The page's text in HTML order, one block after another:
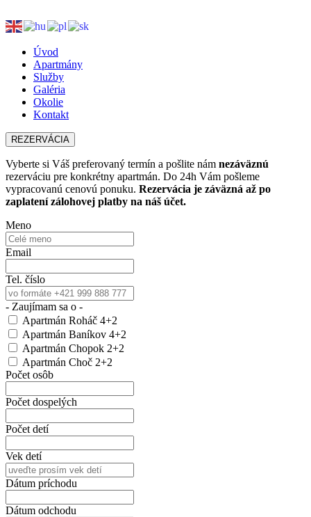
Úvod
Apartmány
Služby
Galéria
Okolie
Kontakt
REZERVÁCIA
Vyberte si Váš preferovaný termín a pošlite nám nezáväznú
rezerváciu pre konkrétny apartmán. Do 24h Vám pošleme
vypracovanú cenovú ponuku. Rezervácia je záväzná až po
zaplatení zálohovej platby na náš účet.
Meno
Email
Tel. číslo
- Zaujímam sa o -
Apartmán Roháč 4+2
Apartmán Baníkov 4+2
Apartmán Chopok 2+2
Apartmán Choč 2+2
Počet osôb
Počet dospelých
Počet detí
Vek detí
Dátum príchodu
Dátum odchodu